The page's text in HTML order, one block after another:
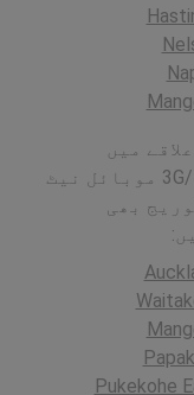
میں
3G/4G/5G موبائل نیٹ
بھی
Pukekohe